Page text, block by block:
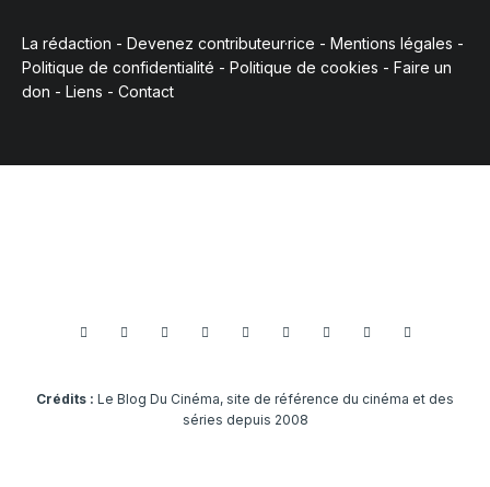
La rédaction - Devenez contributeur·rice - Mentions légales -
Politique de confidentialité - Politique de cookies - Faire un
don - Liens - Contact
Crédits : Le Blog Du Cinéma, site de référence du cinéma et des
séries depuis 2008